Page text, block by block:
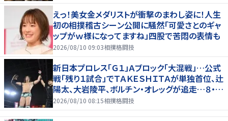
えっ！美女金メダリストが衝撃のまわし姿に！人生
初の相撲稽古シーン公開に騒然「可愛さとのギャ
ップがｗ様になってますね」四股で苦悶の表情も
2026/08/10 09:03相撲格闘技
新日本プロレス「Ｇ１」Ａブロック「大混戦」…公式
戦「残り１試合」でＴＡＫＥＳＨＩＴＡが単独首位、辻
陽太、大岩陵平、ボルチン・オレッグが追走…８・９
群馬全成績
2026/08/10 08:15相撲格闘技